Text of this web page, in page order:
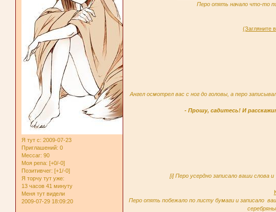
Я тут с: 2009-07-23
Приглашений: 0
Мессаг: 90
Моя репа: [+0/-0]
Позитивчег: [+1/-0]
Я торчу тут уже:
13 часов 41 минуту
Меня тут видели
2009-07-29 18:09:20
Перо опять начало что-то
(Загляните
Ангел осмотрел вас с ног до головы, а перо
- Прошу, садитесь! И
[i] Перо усердно записало ваши слова
Перо опять побежало по листу бумаги и записало